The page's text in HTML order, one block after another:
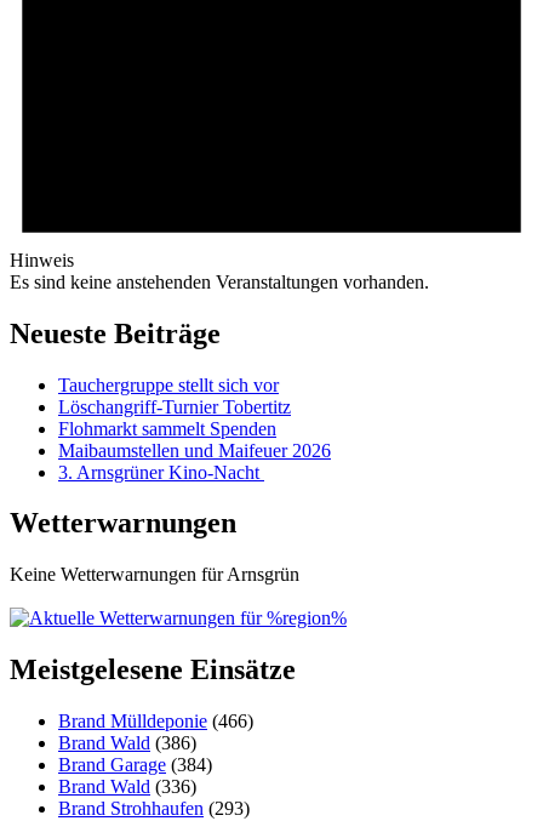
Hinweis
Es sind keine anstehenden Veranstaltungen vorhanden.
Neueste Beiträge
Tauchergruppe stellt sich vor
Löschangriff-Turnier Tobertitz
Flohmarkt sammelt Spenden
Maibaumstellen und Maifeuer 2026
3. Arnsgrüner Kino-Nacht
Wetterwarnungen
Keine Wetterwarnungen für Arnsgrün
Meistgelesene Einsätze
Brand Mülldeponie (466)
Brand Wald (386)
Brand Garage (384)
Brand Wald (336)
Brand Strohhaufen (293)